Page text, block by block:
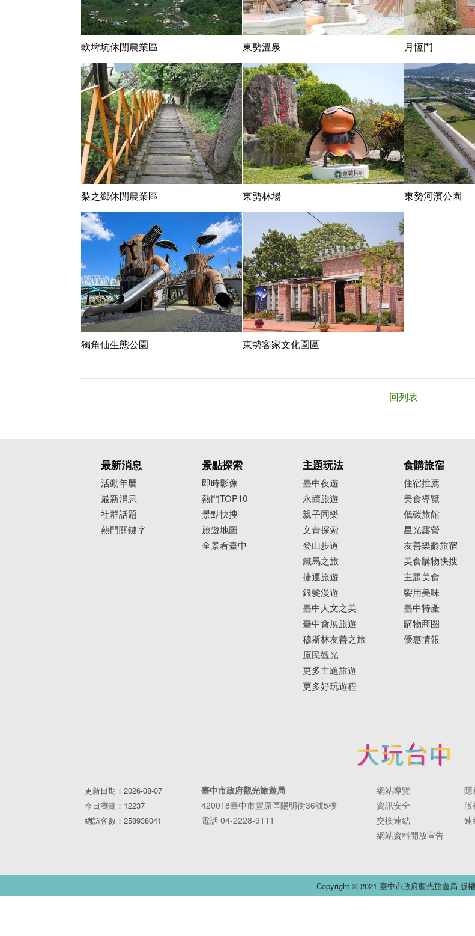
軟埤坑休閒農業區 東勢溫泉 月恆門
梨之鄉休閒農業區 東勢林場 東勢河濱公園
獨角仙生態公園 東勢客家文化園區
回列表
最新消息
活動年曆
最新消息
社群話題
熱門關鍵字
景點探索
即時影像
熱門TOP10
景點快搜
旅遊地圖
全景看臺中
主題玩法
臺中夜遊
永續旅遊
親子同樂
文青探索
登山步道
鐵馬之旅
捷運旅遊
銀髮漫遊
臺中人文之美
臺中會展旅遊
穆斯林友善之旅
原民觀光
更多主題旅遊
更多好玩遊程
食購旅宿
住宿推薦
美食導覽
低碳旅館
星光露營
友善樂齡旅宿
美食購物快搜
主題美食
饗用美味
臺中特產
購物商圈
優惠情報
更新日期：2026-08-07
今日瀏覽：12237
總訪客數：258938041
臺中市政府觀光旅遊局
420018臺中市豐原區陽明街36號5樓
電話 04-2228-9111
網站導覽
隱
資訊安全
交換連結
連
網站資料開放宣告
Copyright © 2021 臺中市政府觀光旅遊局 版